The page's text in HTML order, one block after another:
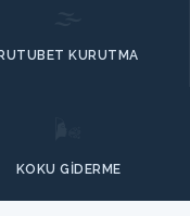
RUTUBET KURUTMA
KOKU GIDERME